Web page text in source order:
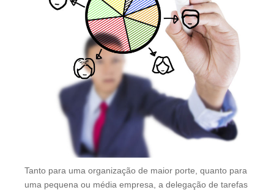
Tanto para uma organização de maior porte, quanto para
uma pequena ou média empresa, a delegação de tarefas